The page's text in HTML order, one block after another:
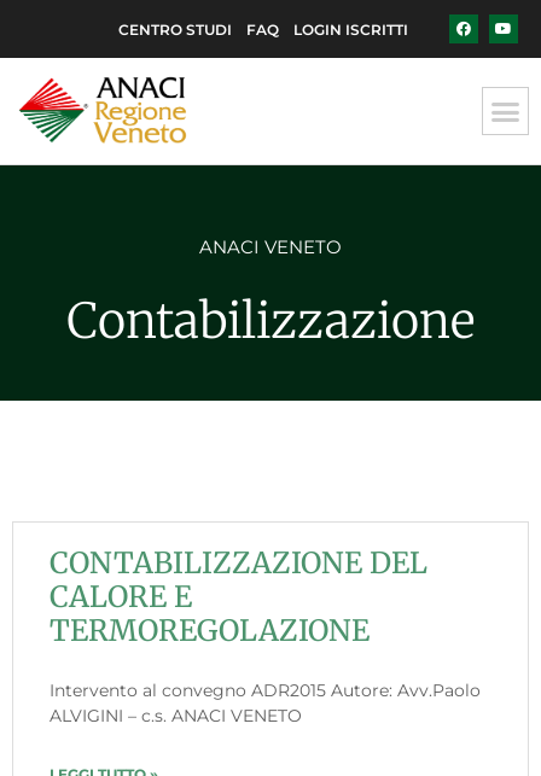
CENTRO STUDI FAQ LOGIN ISCRITTI
ANACI VENETO
Contabilizzazione
CONTABILIZZAZIONE DEL
CALORE E
TERMOREGOLAZIONE
Intervento al convegno ADR2015 Autore: Avv.Paolo
ALVIGINI – c.s. ANACI VENETO